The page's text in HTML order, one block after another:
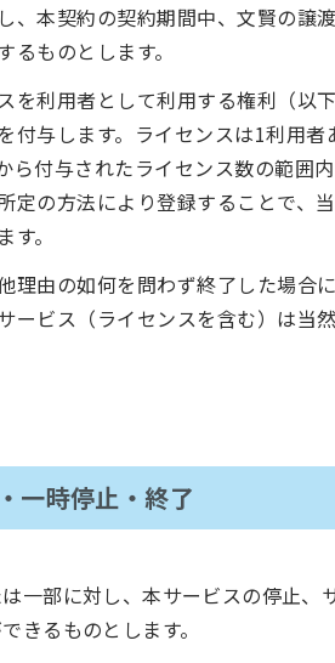
、本契約の契約期間中、文賢の譲
ものとします。
を利用者として利用する権利（以
付与します。ライセンスは1利用者
ら付与されたライセンス数の範囲
定の方法により登録することで、
。
理由の如何を問わず終了した場合
ービス（ライセンスを含む）は当
一時停止・終了
一部に対し、本サービスの停止、
きるものとします。